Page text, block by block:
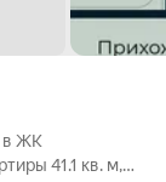
в ЖК
кв. м,